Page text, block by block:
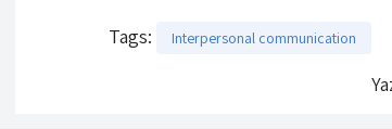
Tags: Interpersonal communication